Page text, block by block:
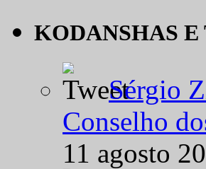
KODANSHAS
Sérgio
Conselho
11 agosto